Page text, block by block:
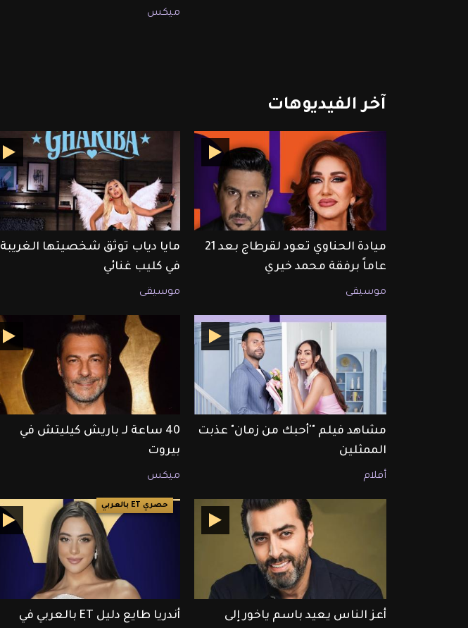
ميكس
آخر الفيديوهات
ميادة الحناوي تعود لقرطاج بعد 21
عاماً برفقة محمد خيري
موسيقى
مايا دياب توثق شخصيتها الغريبة
في كليب غنائي
موسيقى
مشاهد فيلم "'أحبك من زمان" عذبت
الممثلين
أفلام
40 ساعة لـ باريش كيليتش في
بيروت
ميكس
أعز الناس يعيد باسم ياخور إلى
حصري ET بالعربي
أندريا طايع دليل ET بالعربي في